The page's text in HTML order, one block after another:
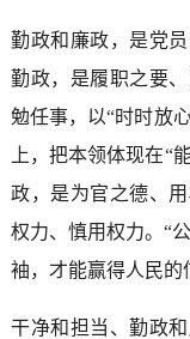
勤政和廉政，是党
勤政，是履职之要
勉任事，以“时时放
上，把本领体现在“
政，是为官之德、
权力、慎用权力。“
袖，才能赢得人民的
干净和担当、勤政